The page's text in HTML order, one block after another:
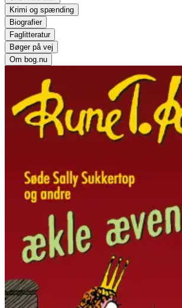
Krimi og spænding
Biografier
Faglitteratur
Bøger på vej
Om bog.nu